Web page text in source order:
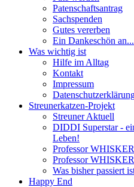
Patenschaftsantrag
Sachspenden
Gutes vererben
Ein Dankeschön
Was wichtig ist
Hilfe im Alltag
Kontakt
Impressum
Streunerkatzen-Projekt
Streuner Aktuell
DIDDI Superstar -
Leben!
Professor
Professor
Was bisher passiert
Happy End